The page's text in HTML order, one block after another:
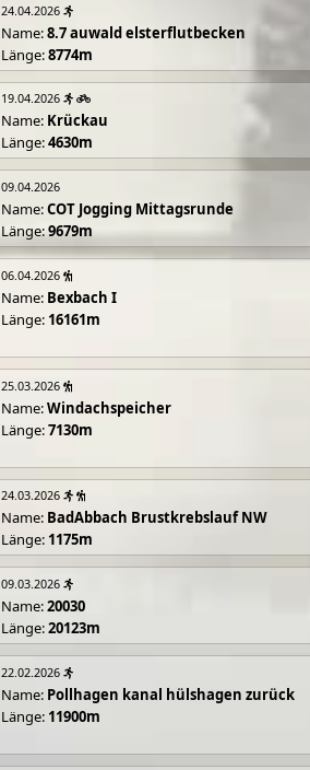
24.04.2026
Name:8.7 auwald elsterflutbecken
Länge:8774m
19.04.2026
Name: Krückau
Länge:4630m
09.04.2026
Name:COT Jogging Mittagsrunde
Länge:9679m
06.04.2026
Name: Bexbach I
Länge: 16161m
25.03.2026
Name:Windachspeicher
Länge:7130m
24.03.2026
Name: BadAbbach Brustkrebslauf NW
Länge: 1175m
09.03.2026
Name:20030
Länge:20123m
22.02.2026
Name: Pollhagen kanal hülshagen zurück
Länge: 11900m